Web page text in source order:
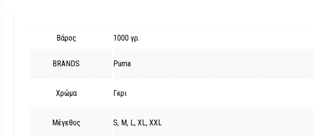
Βάρος 1000 γρ.
BRANDS Puma
Χρώμα Γκρι
Μέγεθος S, M, L, XL, XXL